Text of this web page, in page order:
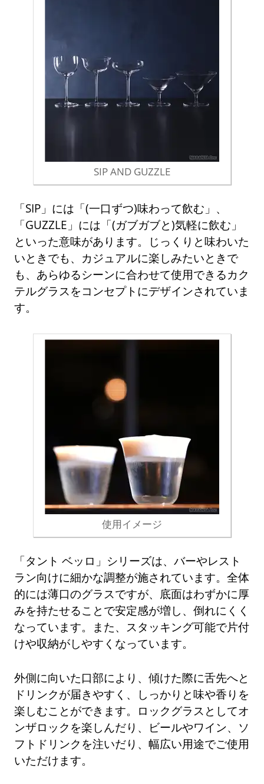
SIP AND GUZZLE
「SIP」には「(一口ずつ)味わって飲む」、
「GUZZLE」には「(ガブガブと)気軽に飲む」
といった意味があります。じっくりと味わいた
いときでも、カジュアルに楽しみたいときで
も、あらゆるシーンに合わせて使用できるカク
テルグラスをコンセプトにデザインされていま
す。
使用イメージ
「タント ベッロ」シリーズは、バーやレスト
ラン向けに細かな調整が施されています。全体
的には薄口のグラスですが、底面はわずかに厚
みを持たせることで安定感が増し、倒れにくく
なっています。また、スタッキング可能で片付
けや収納がしやすくなっています。
外側に向いた口部により、傾けた際に舌先へと
ドリンクが届きやすく、しっかりと味や香りを
楽しむことができます。ロックグラスとしてオ
ンザロックを楽しんだり、ビールやワイン、ソ
フトドリンクを注いだり、幅広い用途でご使用
いただけます。